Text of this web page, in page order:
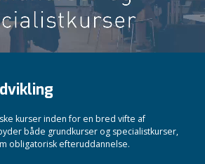
kurser inden for en bred vifte af
både grundkurser og specialistkurser,
obligatorisk efteruddannelse.